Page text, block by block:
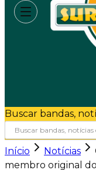
Buscar bandas,
Início Notícias
membro original